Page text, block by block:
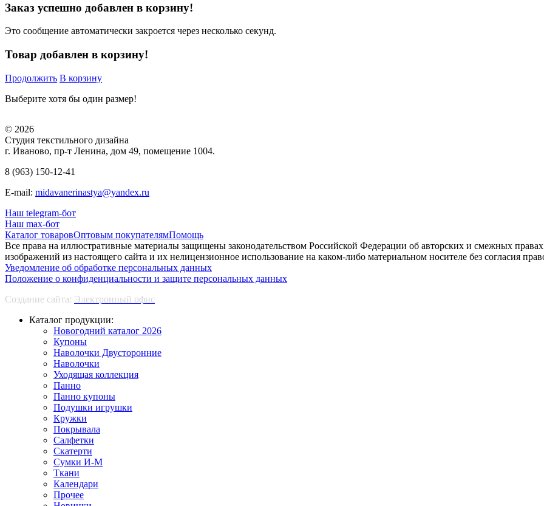
Заказ успешно добавлен в корзину!
Это сообщение автоматически закроется через несколько секунд.
Товар добавлен в корзину!
Продолжить В корзину
Выберите хотя бы один размер!
© 2026
Студия текстильного дизайна
г. Иваново, пр-т Ленина, дом 49, помещение 1004.
8 (963) 150-12-41
E-mail: midavanerinastya@yandex.ru
Наш telegram-бот
Наш max-бот
Каталог товаровОптовым покупателямПомощь
Все права на иллюстративные материалы защищены законодательством Российской Федерации об авторских и смежных
изображений из настоящего сайта и их нелицензионное использование на каком-либо материальном носителе без согласия
Уведомление об обработке персональных данных
Положение о конфиденциальности и защите персональных данных
Создание сайта: Электронный офис
Каталог продукции:
Новогодний каталог 2026
Купоны
Наволочки Двусторонние
Наволочки
Уходящая коллекция
Панно
Панно купоны
Подушки игрушки
Кружки
Покрывала
Салфетки
Скатерти
Сумки И-М
Ткани
Календари
Прочее